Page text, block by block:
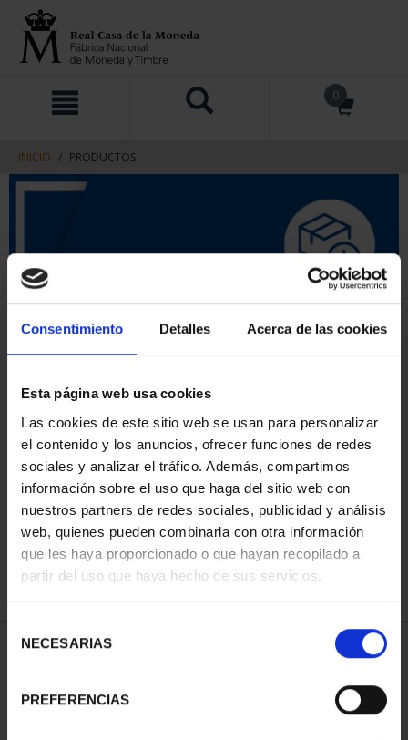
Consentimiento Detalles Acerca de las cookies
Esta página web usa cookies
Las cookies de este sitio web se usan para personalizar
el contenido y los anuncios, ofrecer funciones de redes
sociales y analizar el tráfico. Además, compartimos
información sobre el uso que haga del sitio web con
nuestros partners de redes sociales, publicidad y análisis
web, quienes pueden combinarla con otra información
que les haya proporcionado o que hayan recopilado a
partir del uso que haya hecho de sus servicios.
NECESARIAS
PREFERENCIAS
contenido
navegacin
0
INICIO PRODUCTOS
ORDENAR POR:
REFINAR
1 Productos encontrados